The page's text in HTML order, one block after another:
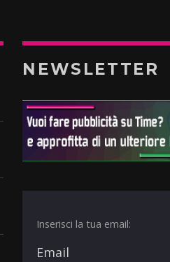
NEWSLETTER
Inserisci la tua email: